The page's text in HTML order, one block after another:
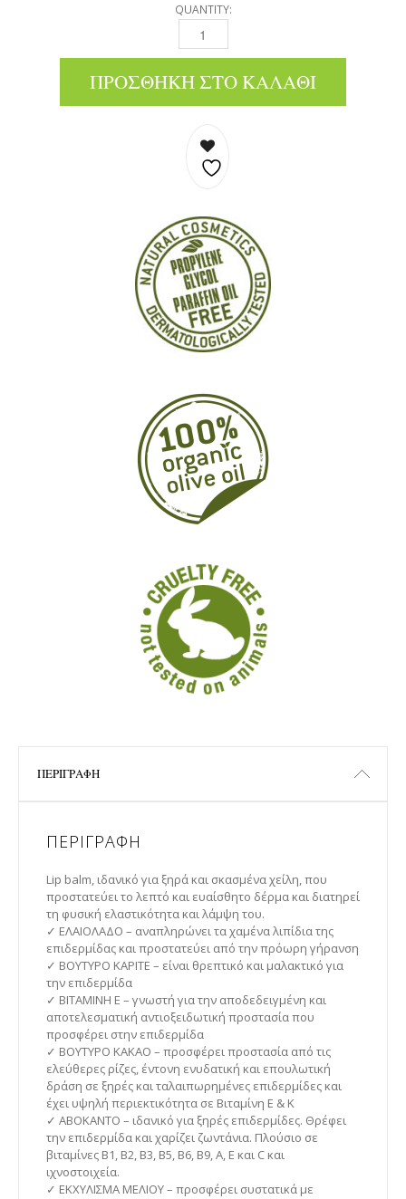
QUANTITY:
LIP BALM - ΕΛΙΆ QUANTITY
ΠΡΟΣΘΉΚΗ ΣΤΟ ΚΑΛΆΘΙ
ΠΕΡΙΓΡΑΦΉ
ΠΕΡΙΓΡΑΦΉ
Lip balm, ιδανικό για ξηρά και σκασμένα χείλη, που
προστατεύει το λεπτό και ευαίσθητο δέρμα και διατηρεί
τη φυσική ελαστικότητα και λάμψη του.
✓ ΕΛΑΙΟΛΑΔΟ – αναπληρώνει τα χαμένα λιπίδια της
επιδερμίδας και προστατεύει από την πρόωρη γήρανση
✓ ΒΟΥΤΥΡΟ ΚΑΡΙΤΕ – είναι θρεπτικό και μαλακτικό για
την επιδερμίδα
✓ ΒΙΤΑΜΙΝΗ Ε – γνωστή για την αποδεδειγμένη και
αποτελεσματική αντιοξειδωτική προστασία που
προσφέρει στην επιδερμίδα
✓ ΒΟΥΤΥΡΟ ΚΑΚΑΟ – προσφέρει προστασία από τις
ελεύθερες ρίζες, έντονη ενυδατική και επουλωτική
δράση σε ξηρές και ταλαιπωρημένες επιδερμίδες και
έχει υψηλή περιεκτικότητα σε Βιταμίνη Ε & Κ
✓ ΑΒΟΚΑΝΤΟ – ιδανικό για ξηρές επιδερμίδες. Θρέφει
την επιδερμίδα και χαρίζει ζωντάνια. Πλούσιο σε
βιταμίνες Β1, Β2, Β3, Β5, Β6, Β9, Α, Ε και C και
ιχνοστοιχεία.
✓ ΕΚΧΥΛΙΣΜΑ ΜΕΛΙΟΥ – προσφέρει συστατικά με